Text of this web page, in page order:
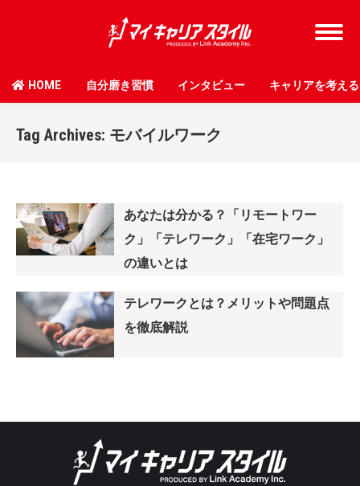
HOME 自分磨き習慣 インタビュー キャリアを考える
Tag Archives: モバイルワーク
あなたは分かる？「リモートワー
ク」「テレワーク」「在宅ワーク」
の違いとは
テレワークとは？メリットや問題点
を徹底解説